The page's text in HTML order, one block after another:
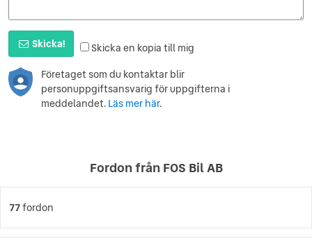
Skicka!
Skicka en kopia till mig
Företaget som du kontaktar blir
personuppgiftsansvarig för uppgifterna i
meddelandet. Läs mer här.
Fordon från FOS Bil AB
77fordon